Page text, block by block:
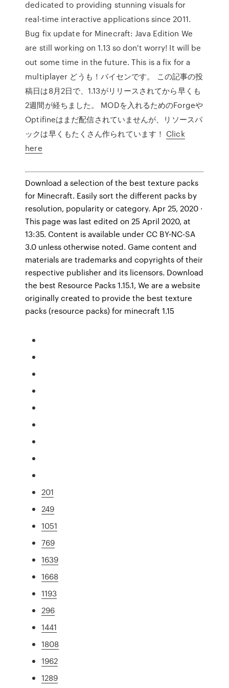
dedicated to providing stunning visuals for
real-time interactive applications since 2011.
Bug fix update for Minecraft: Java Edition We
are still working on 1.13 so don't worry! It will be
out some time in the future. This is a fix for a
multiplayer どうも！パイセンです。 この記事の投
稿日は8月2日で、1.13がリリースされてから早くも
2週間が経ちました。 MODを入れるためのForgeや
Optifineはまだ配信されていませんが、リソースパ
ックは早くもたくさん作られています！ Click
here
Download a selection of the best texture packs
for Minecraft. Easily sort the different packs by
resolution, popularity or category. Apr 25, 2020 ·
This page was last edited on 25 April 2020, at
13:35. Content is available under CC BY-NC-SA
3.0 unless otherwise noted. Game content and
materials are trademarks and copyrights of their
respective publisher and its licensors. Download
the best Resource Packs 1.15.1, We are a website
originally created to provide the best texture
packs (resource packs) for minecraft 1.15
201
249
1051
769
1639
1668
1193
296
1441
1808
1962
1289